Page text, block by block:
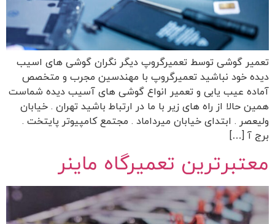
تعمیر گوشی توسط تعمیرگروپ دیگر نگران گوشی های اسیب
دیده خود نباشید تعمیرگروپ با مهندسین مجرب و متخصص
آماده عیب یابی و تعمیر انواع گوشی های آسیب دیده شماست
همین حالا از راه های زیر با ما در ارتباط باشید تهران . خیابان
ولیعصر . ابتدای خیابان میرداماد . مجتمع کامپیوتر پایتخت .
برج آ […]
معتبرترین تعمیرگاه ماینر